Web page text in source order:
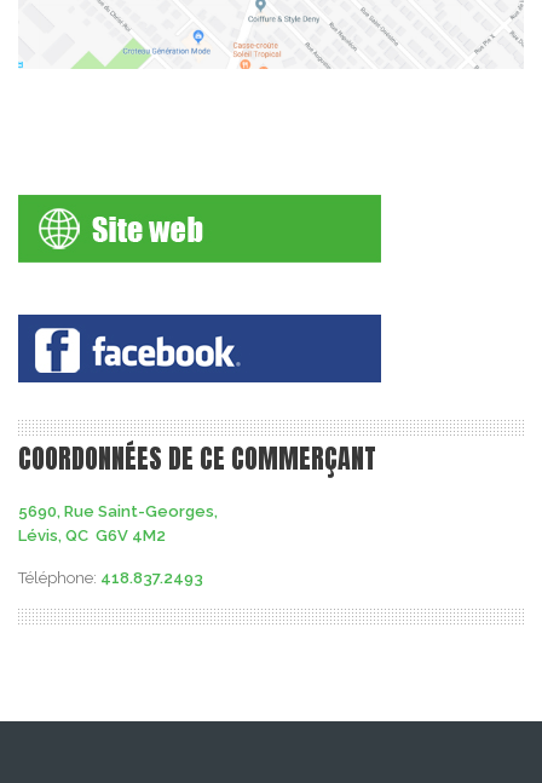
COORDONNÉES DE CE COMMERÇANT
5690, Rue Saint-Georges,
Lévis, QC G6V 4M2
Téléphone: 418.837.2493